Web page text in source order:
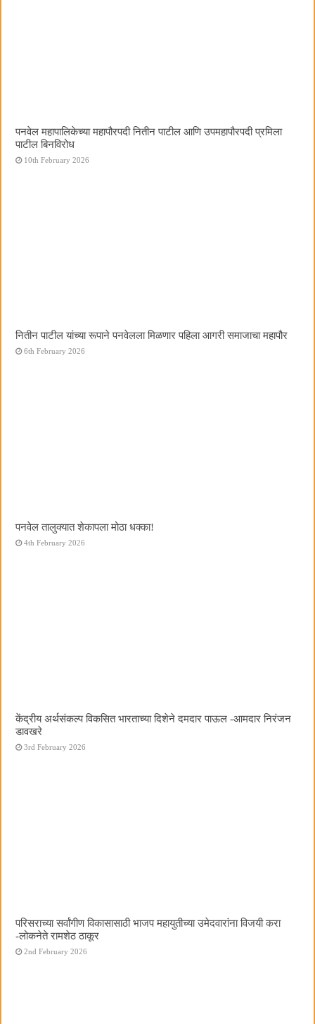
पनवेल महापालिकेच्या महापौरपदी नितीन पाटील आणि उपमहापौरपदी प्रमिला
पाटील बिनविरोध
10th February 2026
नितीन पाटील यांच्या रूपाने पनवेलला मिळणार पहिला आगरी समाजाचा महापौर
6th February 2026
पनवेल तालुक्यात शेकापला मोठा धक्का!
4th February 2026
केंद्रीय अर्थसंकल्प विकसित भारताच्या दिशेने दमदार पाऊल -आमदार निरंजन
डावखरे
3rd February 2026
परिसराच्या सर्वांगीण विकासासाठी भाजप महायुतीच्या उमेदवारांना विजयी करा
-लोकनेते रामशेठ ठाकूर
2nd February 2026